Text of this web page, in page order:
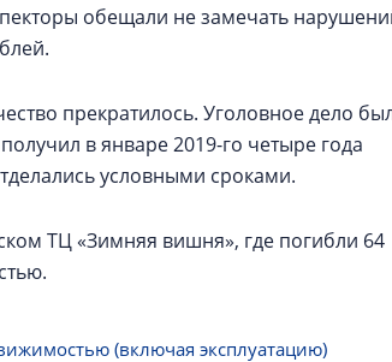
обещали не замечать
прекратилось. Уголовное дело
в январе 2019-го четыре года
условными сроками.
ТЦ «Зимняя вишня», где погибли 64
(включая эксплуатацию)